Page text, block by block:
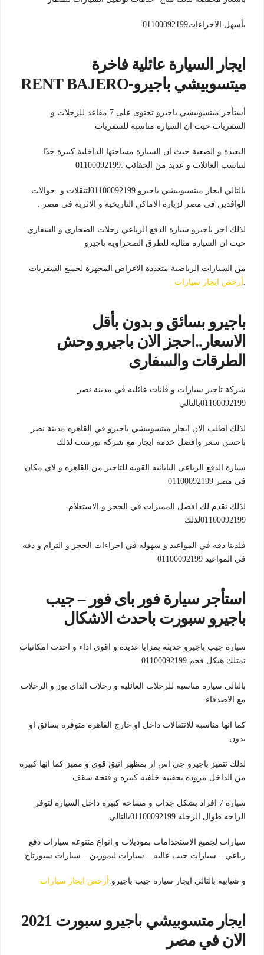
بأسهل الاجراءات01100092199
ايجار السيارة عائلية فاخرة
ميتسوبيشي باجيرو-RENT BAJERO
أستأجر ميتسوبيشي باجيرو تحتوى على 7 مقاعد للرحلات و
السفريات حيث ان السيارة مناسبة للسفريات
البعيدة و الصعبة حيث ان السيارة مساحتها الداخلية كبيرة جدًا
لتناسب العائلات و عديد من الحقائب .01100092199
بالتالي ايجار ميتسبوبيشي باجيرو 01100092199لتنقلات و جوالات
الوافدين في مصر لزيارة الاماكن التاريخية و الاثرية في مصر .
لذلك اجر باجيرو سيارة الدفع الرباعي رحلات الصحاري و السفاري
حيث ان السيارة مثالية للطرق الصحراوية باجيرو
من السيارات الرياضية متعددة الاغراض المجهزة لجميع السفريات
. أرخص ايجار سيارات
باجيرو بسائق و بدون بأقل
الاسعار..احجز الان باجيرو وحش
الطرقات والسفارى
شركة تاجير سيارات و فانات عائليه في مدينة نصر
01100092199بالتالي
لذلك اطلب الان ايجار ميتسوبيشي باجيرو في القاهره مدينة نصر
باحسن سعر وافضل خدمة ايجار مع شركة تورست لذلك
سيارة الدفع الرباعي اليابانيه القويه للتاجير من القاهره و لاي مكان
في مصر 01100092199
لذلك نقدم لك افضل المميزات في الحجز و الاستعلام
01100092199لذلك
فلدينا دقه في المواعيد و سهوله في اجراءات الحجز و التزام و دقه
في المواعيد 01100092199
استأجر سيارة فور باى فور – جيب
باجيرو سبورت باحدث الاشكال
سياره جيب باجيرو حديثه بمزايا عديده و اقوي اداء و احدث امكانيات
تمتلك هيكل فخم 01100092199
بالتالى سياره مناسبه للرحلات العائليه و رحلات الداي يوز و الرحلات
مع الاصدقاء
كما انها مناسبه للانتقالات داخل او خارج القاهره متوفره بسائق او
بدون
لذلك تتميز باجيرو جي اس ار بمظهر انيق قوي و مميز كما انها كبيره
من الداخل مزوده بحقيبه خلفيه كبيره و فتحة سقف
سياره 7 افراد بشكل جذاب و مساحه كبيره داخل السياره لتوفر
الراحه طوال الرحله 01100092199بالتالي
سيارات لجميع الاستخدامات بموديلات و انواع متنوعه سيارات دفع
رباعي – سيارات جيب عاليه – سيارات ليموزين – سيارات سبورتاج
و شبابيه بالتالي ايجار سياره جيب باجيرو. أرخص ايجار سيارات
ايجار متسوبيشي باجيرو سبورت 2021
الان في مصر